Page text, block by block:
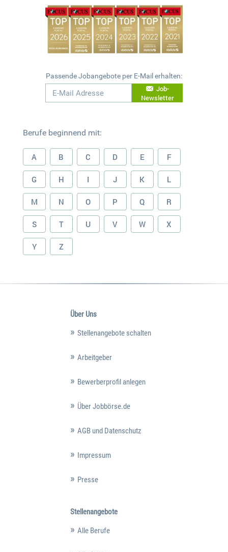
Passende Jobangebote per E-Mail erhalten:
Job-
Newsletter
Berufe beginnend mit:
A B C D E F
G H I J K L
M N O P Q R
S T U V W X
Y Z
Über Uns
Stellenangebote schalten
Arbeitgeber
Bewerberprofil anlegen
Über Jobbörse.de
AGB und Datenschutz
Impressum
Presse
Stellenangebote
Alle Berufe